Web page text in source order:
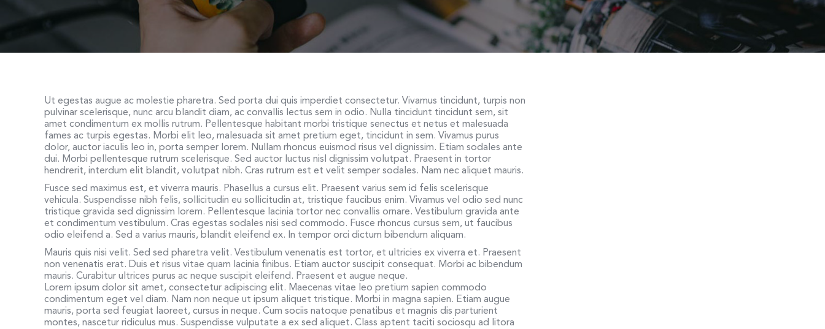
Ut egestas augue ac molestie pharetra. Sed porta dui quis imperdiet consectetur. Vivamus tincidunt, turpis non
pulvinar scelerisque, nunc arcu blandit diam, ac convallis lectus sem in odio. Nulla tincidunt tincidunt sem, sit
amet condimentum ex mollis rutrum. Pellentesque habitant morbi tristique senectus et netus et malesuada
fames ac turpis egestas. Morbi elit leo, malesuada sit amet pretium eget, tincidunt in sem. Vivamus purus
dolor, auctor iaculis leo in, porta semper lorem. Nullam rhoncus euismod risus vel dignissim. Etiam sodales ante
dui. Morbi pellentesque rutrum scelerisque. Sed auctor luctus nisl dignissim volutpat. Praesent in tortor
hendrerit, interdum elit blandit, volutpat nibh. Cras rutrum est et velit semper sodales. Nam nec aliquet mauris.
Fusce sed maximus est, et viverra mauris. Phasellus a cursus elit. Praesent varius sem id felis scelerisque
vehicula. Suspendisse nibh felis, sollicitudin eu sollicitudin at, tristique faucibus enim. Vivamus vel odio sed nunc
tristique gravida sed dignissim lorem. Pellentesque lacinia tortor nec convallis ornare. Vestibulum gravida ante
et condimentum vestibulum. Cras egestas sodales nisi sed commodo. Fusce rhoncus cursus sem, ut faucibus
odio eleifend a. Sed a varius mauris, blandit eleifend ex. In tempor orci dictum bibendum aliquam.
Mauris quis nisi velit. Sed sed pharetra velit. Vestibulum venenatis est tortor, et ultricies ex viverra et. Praesent
non venenatis erat. Duis et risus vitae quam lacinia finibus. Etiam auctor suscipit consequat. Morbi ac bibendum
mauris. Curabitur ultrices purus ac neque suscipit eleifend. Praesent et augue neque.
Lorem ipsum dolor sit amet, consectetur adipiscing elit. Maecenas vitae leo pretium sapien commodo
condimentum eget vel diam. Nam non neque ut ipsum aliquet tristique. Morbi in magna sapien. Etiam augue
mauris, porta sed feugiat laoreet, cursus in neque. Cum sociis natoque penatibus et magnis dis parturient
montes, nascetur ridiculus mus. Suspendisse vulputate a ex sed aliquet. Class aptent taciti sociosqu ad litora